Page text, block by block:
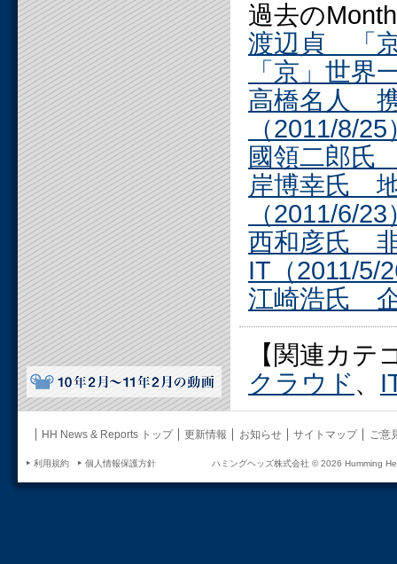
過去の
渡辺貞 「
「京」世界
高橋名人
（2011/8/25
國領二郎氏
岸博幸氏
（2011/6/23
西和彦氏
IT（2011/5/
江崎浩氏
【関連カテ
クラウド 、
HH News & Reports トップ 更新情報 お知らせ サイトマップ ご意
利用規約 個人情報保護方針 ハミングヘッズ株式会社 ©2026 Humming